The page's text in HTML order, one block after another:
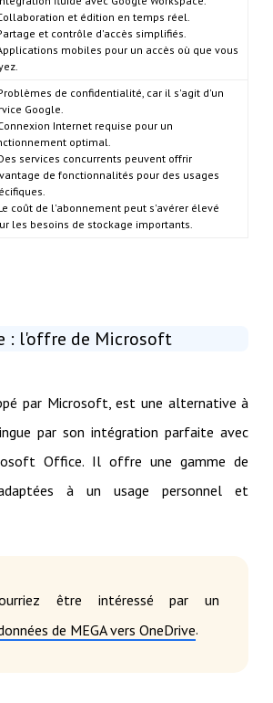
et édition en temps réel.
et contrôle d'accès simplifiés.
mobiles pour un accès où que vous
de confidentialité, car il s'agit d'un
Google.
Internet requise pour un
optimal.
services concurrents peuvent offrir
de fonctionnalités pour des usages
coût de l'abonnement peut s'avérer élevé
les besoins de stockage importants.
: l'offre de Microsoft
par Microsoft, est une alternative à
par son intégration parfaite avec
Office. Il offre une gamme de
à un usage personnel et
être intéressé par un
de MEGA vers OneDrive.